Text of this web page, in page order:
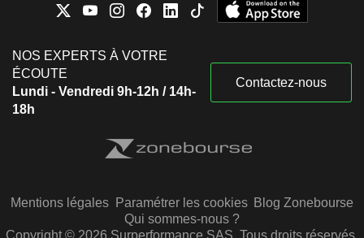
NOS EXPERTS À VOTRE
ÉCOUTE
Lundi - Vendredi 9h-12h / 14h-
18h
Contactez-nous
Mentions légales Paramétrer les cookies Blog Zonebourse
Qui sommes-nous ?
Copyright © 2026 Surperformance SAS. Tous droits réservés.